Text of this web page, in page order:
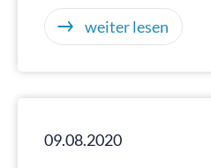
weiter lesen
09.08.2020